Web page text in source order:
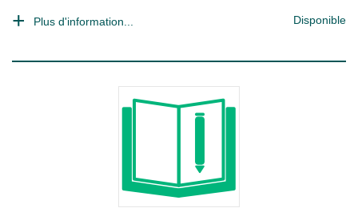
Plus d'information... Disponible